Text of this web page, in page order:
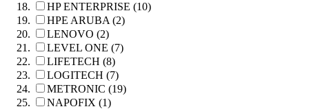
HP ENTERPRISE (10)
HPE ARUBA (2)
LENOVO (2)
LEVEL ONE (7)
LIFETECH (8)
LOGITECH (7)
METRONIC (19)
NAPOFIX (1)